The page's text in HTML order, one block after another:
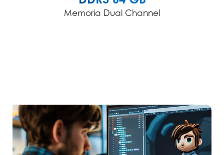
Memoria Dual Channel